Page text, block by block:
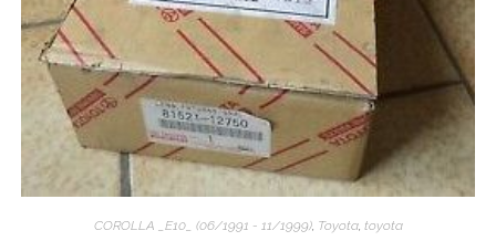
COROLLA _E10_ (06/1991 - 11/1999), Toyota, toyota